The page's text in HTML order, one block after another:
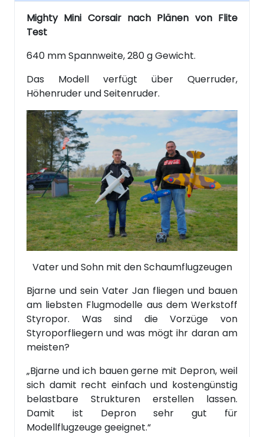
Mighty Mini Corsair nach Plänen von Flite
Test
640 mm Spannweite, 280 g Gewicht.
Das Modell verfügt über Querruder,
Höhenruder und Seitenruder.
Vater und Sohn mit den Schaumflugzeugen
Bjarne und sein Vater Jan fliegen und bauen
am liebsten Flugmodelle aus dem Werkstoff
Styropor. Was sind die Vorzüge von
Styroporfliegern und was mögt ihr daran am
meisten?
„Bjarne und ich bauen gerne mit Depron, weil
sich damit recht einfach und kostengünstig
belastbare Strukturen erstellen lassen.
Damit ist Depron sehr gut für
Modellflugzeuge geeignet.“